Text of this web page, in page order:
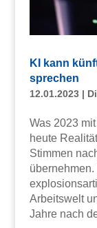
KI kann
sprechen
12.01.2023|
Was 2023
heute
Stimmen
Arbeitswelt
Jahre nach